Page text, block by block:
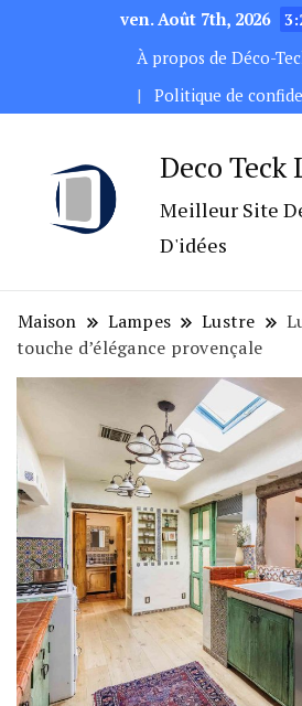
ven. Août 7th, 2026
À propos de Déco-
Politique de
Deco Teck
Meilleur Site
D'idées
Maison Lampes Lustre
touche d’élégance provençale